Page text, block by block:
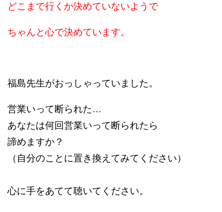
どこまで行くか決めていないようで
ちゃんと心で決めています。
福島先生がおっしゃっていました。
営業いって断られた…
あなたは何回営業いって断られたら
諦めますか？
（自分のことに置き換えてみてください）
心に手をあてて聴いてください。